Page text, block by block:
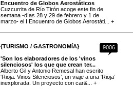
Encuentro de Globos Aerostáticos
Cuzcurrita de Río Tirón acoge este fin de
semana -días 28 y 29 de febrero y 1 de
marzo- el I Encuentro de Globos Aerostáti... +
9006
{TURISMO / GASTRONOMíA}
'Son los elaboradores de los 'vinos
silenciosos' los que que crean ter...
Alberto Gil y Antonio Remesal han escrito
‘Rioja. Vinos Silenciosos’, un viaje a una ‘Rioja’
inexplorada. Un proyecto con car&... +